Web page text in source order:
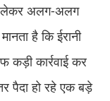
लेकर अलग-अलग
है कि ईरानी
कड़ी कार्रवाई कर
पैदा हो रहे एक बड़े